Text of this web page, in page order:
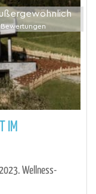
Bewertungen
IM
Wellness-